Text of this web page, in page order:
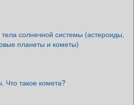
солнечной системы (астероиды,
планеты и кометы)
Что такое комета?